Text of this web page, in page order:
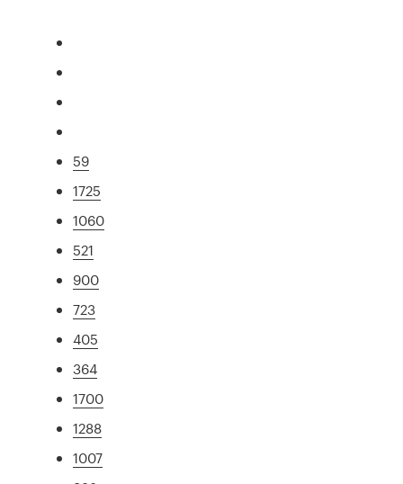
59
1725
1060
521
900
723
405
364
1700
1288
1007